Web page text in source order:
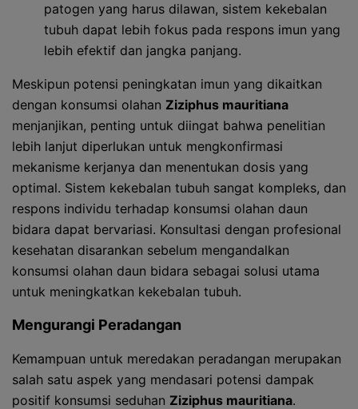
patogen yang harus dilawan, sistem kekebalan
tubuh dapat lebih fokus pada respons imun yang
lebih efektif dan jangka panjang.
Meskipun potensi peningkatan imun yang dikaitkan
dengan konsumsi olahan Ziziphus mauritiana
menjanjikan, penting untuk diingat bahwa penelitian
lebih lanjut diperlukan untuk mengkonfirmasi
mekanisme kerjanya dan menentukan dosis yang
optimal. Sistem kekebalan tubuh sangat kompleks, dan
respons individu terhadap konsumsi olahan daun
bidara dapat bervariasi. Konsultasi dengan profesional
kesehatan disarankan sebelum mengandalkan
konsumsi olahan daun bidara sebagai solusi utama
untuk meningkatkan kekebalan tubuh.
Mengurangi Peradangan
Kemampuan untuk meredakan peradangan merupakan
salah satu aspek yang mendasari potensi dampak
positif konsumsi seduhan Ziziphus mauritiana.